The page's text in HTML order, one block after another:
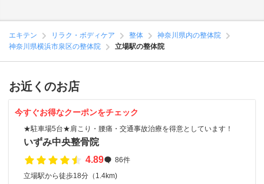
エキテン リラク・ボディケア 整体
神奈川県内の整体院
神奈川県横浜市泉区の整体院
立場駅の整体院
お近くのお店
今すぐお得なクーポンをチェック
★駐車場5台★肩こり・腰痛・交通事故治療を得意としています！
いずみ中央整骨院
4.89
86件
立場駅から徒歩18分（1.4km)